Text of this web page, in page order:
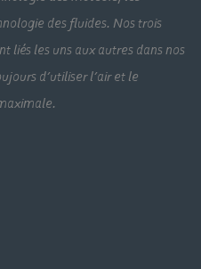
des fluides. Nos trois
liés les uns aux autres dans nos
d’utiliser l’air et le